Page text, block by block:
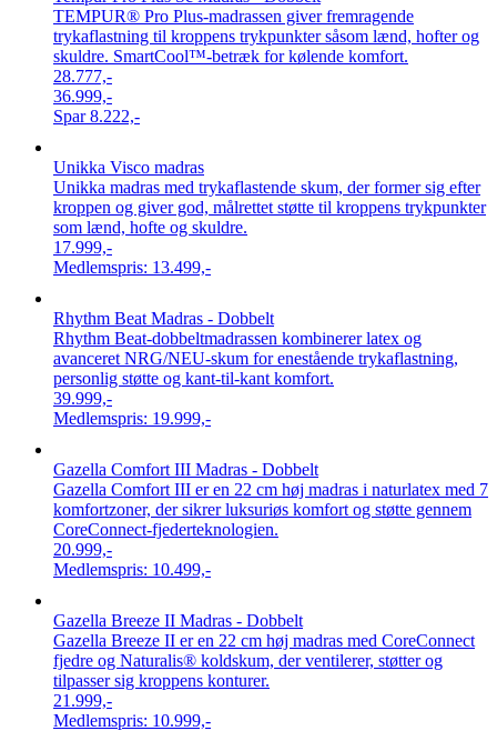
TEMPUR® Pro Plus-madrassen giver fremragende
trykaflastning til kroppens trykpunkter såsom lænd, hofter og
skuldre. SmartCool™-betræk for kølende komfort.
28.777,-
36.999,-
Spar8.222,-
Unikka Visco madras
Unikka madras med trykaflastende skum, der former sig efter
kroppen og giver god, målrettet støtte til kroppens trykpunkter
som lænd, hofte og skuldre.
17.999,-
Medlemspris: 13.499,-
Rhythm Beat Madras - Dobbelt
Rhythm Beat-dobbeltmadrassen kombinerer latex og
avanceret NRG/NEU-skum for enestående trykaflastning,
personlig støtte og kant-til-kant komfort.
39.999,-
Medlemspris: 19.999,-
Gazella Comfort III Madras - Dobbelt
Gazella Comfort III er en 22 cm høj madras i naturlatex med 7
komfortzoner, der sikrer luksuriøs komfort og støtte gennem
CoreConnect-fjederteknologien.
20.999,-
Medlemspris: 10.499,-
Gazella Breeze II Madras - Dobbelt
Gazella Breeze II er en 22 cm høj madras med CoreConnect
fjedre og Naturalis® koldskum, der ventilerer, støtter og
tilpasser sig kroppens konturer.
21.999,-
Medlemspris: 10.999,-